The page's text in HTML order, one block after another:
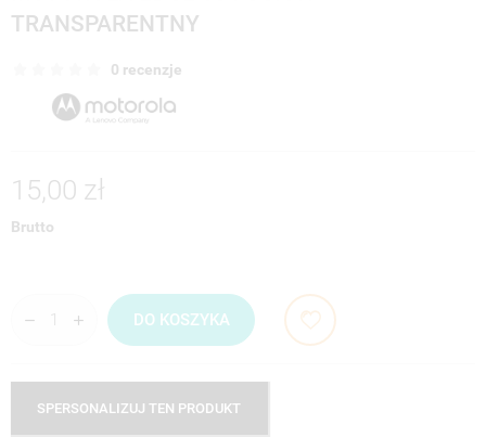
TRANSPARENTNY
0 recenzje
15,00 zł
Brutto
DO KOSZYKA
SPERSONALIZUJ TEN PRODUKT